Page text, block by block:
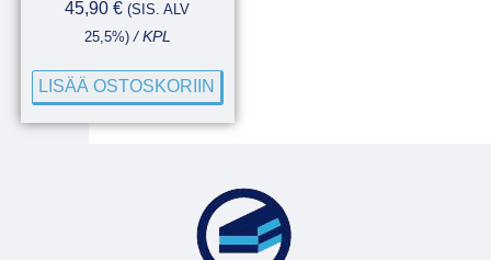
45,90€ (SIS. ALV
25,5%)/ KPL
LISÄÄ OSTOSKORIIN